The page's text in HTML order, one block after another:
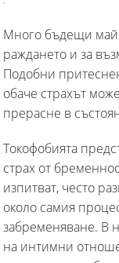
Много бъдещи
раждането и за
Подобни
обаче страхът
прерасне в
Токофобията
страх от
изпитват, често
около самия
забременяване. В
на интимни